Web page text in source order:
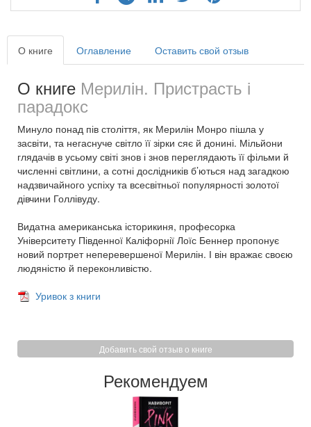
О книге Оглавление Оставить свой отзыв
О книге Мерилін. Пристрасть і
парадокс
Минуло понад пів століття, як Мерилін Монро пішла у
засвіти, та негаснуче світло її зірки сяє й донині. Мільйони
глядачів в усьому світі знов і знов переглядають її фільми й
численні світлини, а сотні дослідників б’ються над загадкою
надзвичайного успіху та всесвітньої популярності золотої
дівчини Голлівуду.
Видатна американська історикиня, професорка
Університету Південної Каліфорнії Лоїс Беннер пропонує
новий портрет неперевершеної Мерилін. І він вражає своєю
людяністю й переконливістю.
Уривок з книги
Добавить свой отзыв о книге
Рекомендуем